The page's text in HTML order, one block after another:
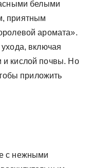
белыми
приятным
аромата».
включая
и кислой почвы. Но
приложить
с нежными